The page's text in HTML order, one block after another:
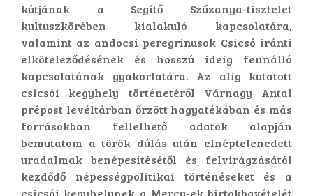
kútjának a Segítő Szűzanya-tisztelet
kultuszkörében kialakuló kapcsolatára,
valamint az andocsi peregrinusok Csicsó iránti
elköteleződésének és hosszú ideig fennálló
kapcsolatának gyakorlatára. Az alig kutatott
csicsói kegyhely történetéről Várnagy Antal
prépost levéltárban őrzött hagyatékában és más
forrásokban fellelhető adatok alapján
bemutatom a török dúlás után elnéptelenedett
uradalmak benépesítésétől és felvirágzásától
kezdődő népességpolitikai történéseket és a
csicsói kegyhelynek a Mercy-ek birtokbavételét